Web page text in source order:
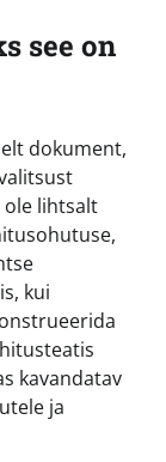
see on
dokument,
ole lihtsalt
kui
kavandatav
ja